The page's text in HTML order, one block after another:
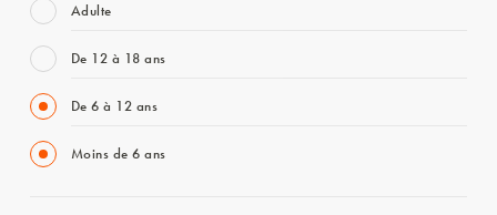
Adulte
De 12 à 18 ans
De 6 à 12 ans
Moins de 6 ans